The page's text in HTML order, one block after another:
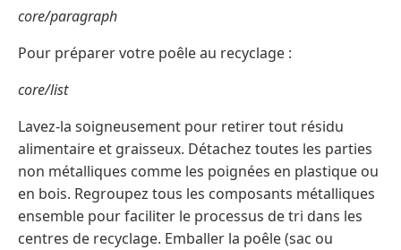
core/paragraph
Pour préparer votre poêle au recyclage :
core/list
Lavez-la soigneusement pour retirer tout résidu
alimentaire et graisseux. Détachez toutes les parties
non métalliques comme les poignées en plastique ou
en bois. Regroupez tous les composants métalliques
ensemble pour faciliter le processus de tri dans les
centres de recyclage. Emballer la poêle (sac ou